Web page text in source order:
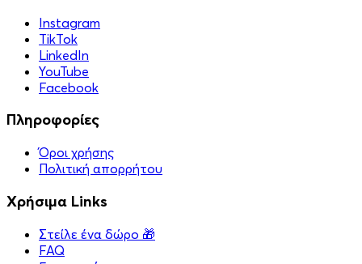
Instagram
TikTok
LinkedIn
YouTube
Facebook
Πληροφορίες
Όροι χρήσης
Πολιτική απορρήτου
Χρήσιμα Links
Στείλε ένα δώρο 🎁
FAQ